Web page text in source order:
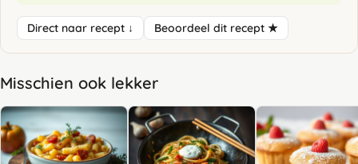
Direct naar recept ↓ Beoordeel dit recept ★
Misschien ook lekker